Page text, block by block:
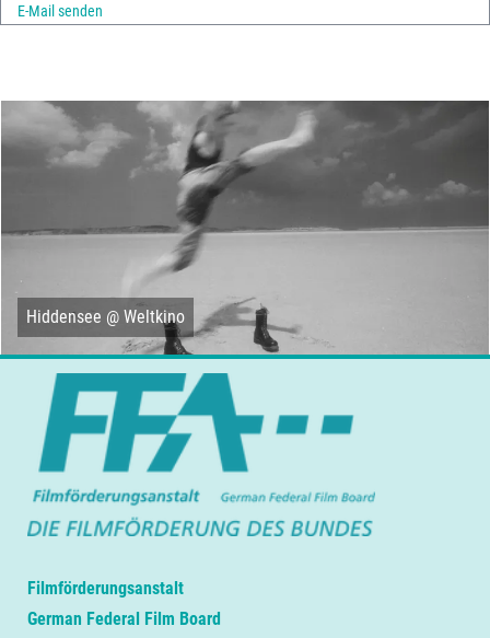
E-Mail senden
Hiddensee @ Weltkino
Filmförderungsanstalt
German Federal Film Board